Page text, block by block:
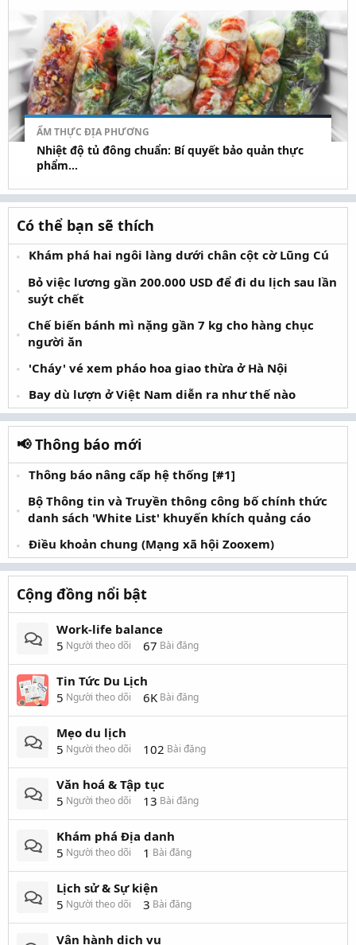
ẨM THỰC ĐỊA PHƯƠNG
Nhiệt độ tủ đông chuẩn: Bí quyết bảo quản thực
phẩm...
Có thể bạn sẽ thích
Khám phá hai ngôi làng dưới chân cột cờ Lũng Cú
Bỏ việc lương gần 200.000 USD để đi du lịch sau lần
suýt chết
Chế biến bánh mì nặng gần 7 kg cho hàng chục
người ăn
'Cháy' vé xem pháo hoa giao thừa ở Hà Nội
Bay dù lượn ở Việt Nam diễn ra như thế nào
📢 Thông báo mới
Thông báo nâng cấp hệ thống [#1]
Bộ Thông tin và Truyền thông công bố chính thức
danh sách 'White List' khuyến khích quảng cáo
Điều khoản chung (Mạng xã hội Zooxem)
Cộng đồng nổi bật
Work-life balance
5 Người theo dõi 67 Bài đăng
Tin Tức Du Lịch
5 Người theo dõi 6K Bài đăng
Mẹo du lịch
5 Người theo dõi 102 Bài đăng
Văn hoá & Tập tục
5 Người theo dõi 13 Bài đăng
Khám phá Địa danh
5 Người theo dõi 1 Bài đăng
Lịch sử & Sự kiện
5 Người theo dõi 3 Bài đăng
Vận hành dịch vụ